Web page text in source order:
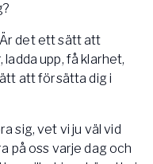
det ett sätt att
ladda upp, få klarhet,
att försätta dig i
sig, vet vi ju väl vid
på oss varje dag och